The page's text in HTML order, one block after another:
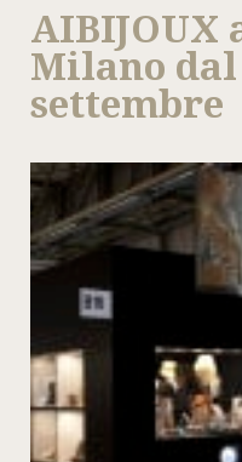
AIBIJOUX
Milano dal
settembre